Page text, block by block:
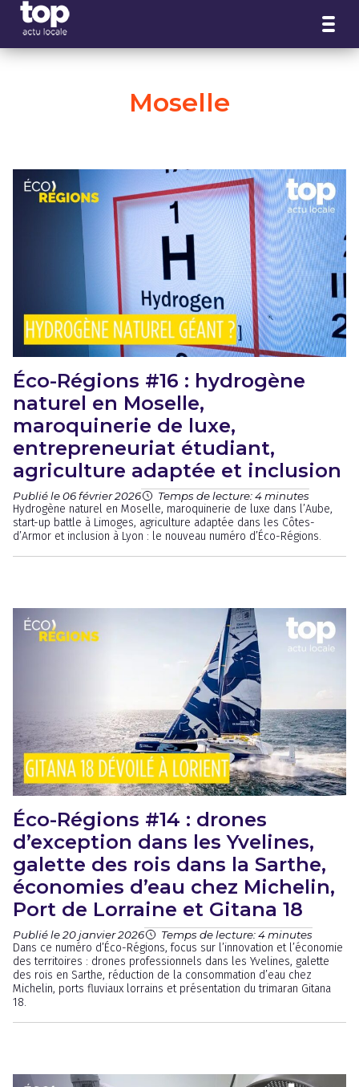
Moselle
Éco-Régions #16 : hydrogène
naturel en Moselle,
maroquinerie de luxe,
entrepreneuriat étudiant,
agriculture adaptée et inclusion
Publié le 06 février 2026 Temps de lecture: 4 minutes
Hydrogène naturel en Moselle, maroquinerie de luxe dans l’Aube,
start-up battle à Limoges, agriculture adaptée dans les Côtes-
d’Armor et inclusion à Lyon : le nouveau numéro d’Éco-Régions.
Éco-Régions #14 : drones
d’exception dans les Yvelines,
galette des rois dans la Sarthe,
économies d’eau chez Michelin,
Port de Lorraine et Gitana 18
Publié le 20 janvier 2026 Temps de lecture: 4 minutes
Dans ce numéro d’Éco-Régions, focus sur l’innovation et l’économie
des territoires : drones professionnels dans les Yvelines, galette
des rois en Sarthe, réduction de la consommation d’eau chez
Michelin, ports fluviaux lorrains et présentation du trimaran Gitana
18.
Panneau de gestion des cookies